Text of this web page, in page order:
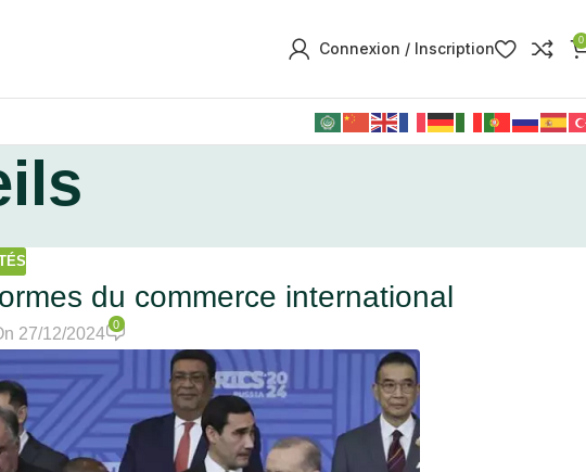
Connexion / Inscription 0
du commerce international
27/12/2024
0